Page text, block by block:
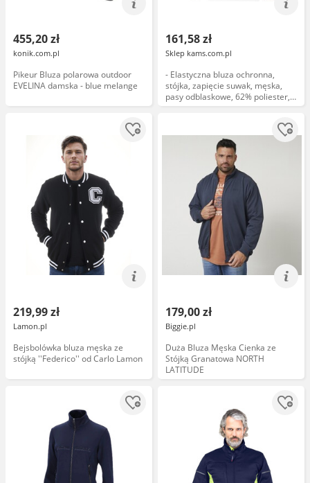
455,20 zł
konik.com.pl
Pikeur Bluza polarowa outdoor
EVELINA damska - blue melange
161,58 zł
Sklep kams.com.pl
- Elastyczna bluza ochronna,
stójka, zapięcie suwak, męska,
pasy odblaskowe, 62% poliester,
34% bawełna, 4% elastan
219,99 zł
Lamon.pl
Bejsbolówka bluza męska ze
stójką ''Federico'' od Carlo Lamon
179,00 zł
Biggie.pl
Duża Bluza Męska Cienka ze
Stójką Granatowa NORTH
LATITUDE